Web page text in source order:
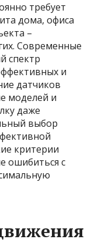
требует
дома, офиса
–
Современные
спектр
и
датчиков
моделей и
даже
выбор
критерии
ошибиться с